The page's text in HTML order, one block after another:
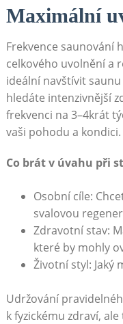
Maximální
Frekvence saunování
celkového uvolnění a
ideální navštívit
hledáte intenzivnější
frekvenci na 3–4krát
vaši pohodu a kondici.
Co brát v úvahu při
Osobní cíle:
svalovou
Zdravotní stav:
které by mohly
Životní styl: Jaký
Udržování
k fyzickému zdraví,